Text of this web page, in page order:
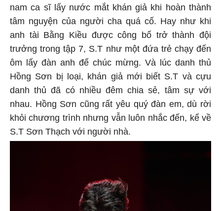
nam ca sĩ lấy nước mắt khán giả khi hoàn thành
tâm nguyện của người cha quá cố. Hay như khi
anh tài Bằng Kiều được công bố trở thành đội
trưởng trong tập 7, S.T như một đứa trẻ chạy đến
ôm lấy đàn anh để chúc mừng. Và lúc danh thủ
Hồng Sơn bị loại, khán giả mới biết S.T và cựu
danh thủ đã có nhiều đêm chia sẻ, tâm sự với
nhau. Hồng Sơn cũng rất yêu quý đàn em, dù rời
khỏi chương trình nhưng vẫn luôn nhắc đến, kể về
S.T Sơn Thạch với người nhà.